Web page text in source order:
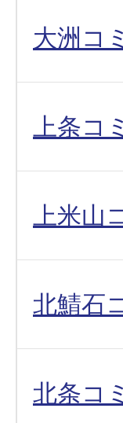
大洲コ
上条コ
上米山
北鯖石
北条コ